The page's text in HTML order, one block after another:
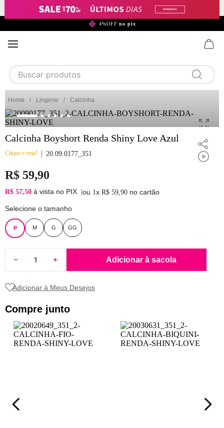
4%OFF no pix
Buscar produtos
1 calcinha
2 sutiã
camisola
5 sutiã calcinha
8 renda
9 sutiã renda
Lingerie Calcinha
Calcinha Boyshort Renda Shiny Love Azul
Clique e veja! 20.09.0177_351
R$ 59,90
R$ 57,50 à vista no PIX ou 1x R$ 59,90 no cartão
Selecione o tamanho
P M G GG
Adicionar à sacola
Compre junto